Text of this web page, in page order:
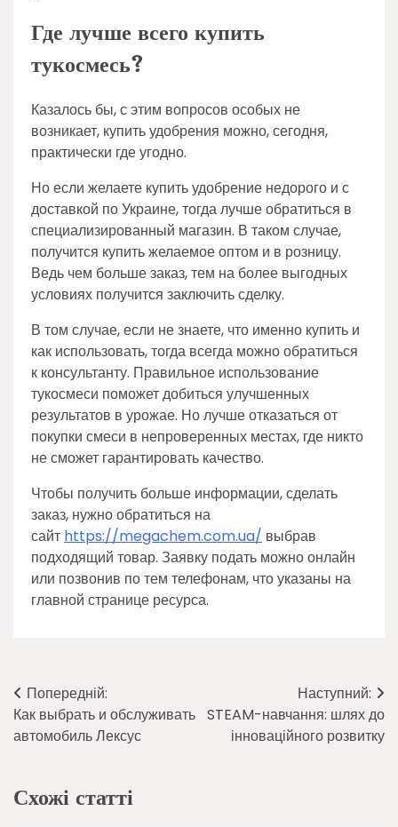
Где лучше всего купить
тукосмесь?
Казалось бы, с этим вопросов особых не
возникает, купить удобрения можно, сегодня,
практически где угодно.
Но если желаете купить удобрение недорого и с
доставкой по Украине, тогда лучше обратиться в
специализированный магазин. В таком случае,
получится купить желаемое оптом и в розницу.
Ведь чем больше заказ, тем на более выгодных
условиях получится заключить сделку.
В том случае, если не знаете, что именно купить и
как использовать, тогда всегда можно обратиться
к консультанту. Правильное использование
тукосмеси поможет добиться улучшенных
результатов в урожае. Но лучше отказаться от
покупки смеси в непроверенных местах, где никто
не сможет гарантировать качество.
Чтобы получить больше информации, сделать
заказ, нужно обратиться на
сайт https://megachem.com.ua/ выбрав
подходящий товар. Заявку подать можно онлайн
или позвонив по тем телефонам, что указаны на
главной странице ресурса.
Навігація
записів
Попередній:
Как выбрать и обслуживать
автомобиль Лексус
Наступний:
STEAM-навчання: шлях до
інноваційного розвитку
Схожі статті